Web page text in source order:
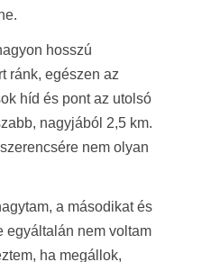
hosszú
ránk, egészen az
híd és pont az utolsó
nagyjából 2,5 km.
nem olyan
a másodikat és
egyáltalán nem voltam
ha megállok,